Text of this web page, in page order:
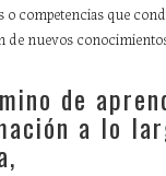
o competencias que
de nuevos
de
a lo